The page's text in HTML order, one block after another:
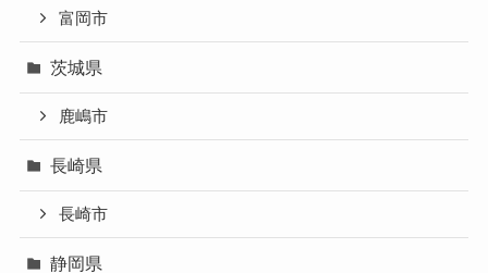
富岡市
茨城県
鹿嶋市
長崎県
長崎市
静岡県